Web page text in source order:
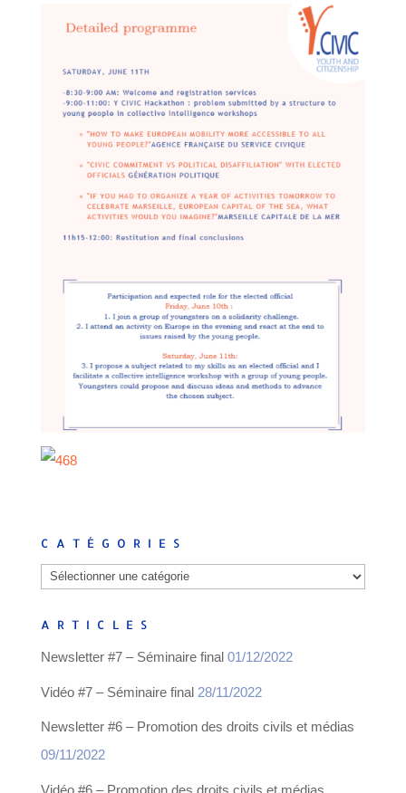
CATÉGORIES
Catégories
ARTICLES
Newsletter #7 – Séminaire final 01/12/2022
Vidéo #7 – Séminaire final 28/11/2022
Newsletter #6 – Promotion des droits civils et médias
09/11/2022
Vidéo #6 – Promotion des droits civils et médias